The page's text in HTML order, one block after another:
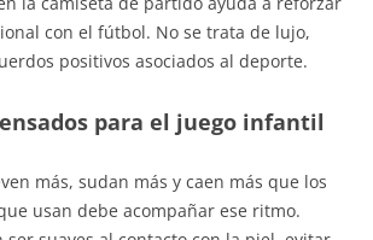
con el fútbol. No se trata de lujo,
positivos asociados al deporte.
para el juego infantil
más, sudan más y caen más que los
usan debe acompañar ese ritmo.